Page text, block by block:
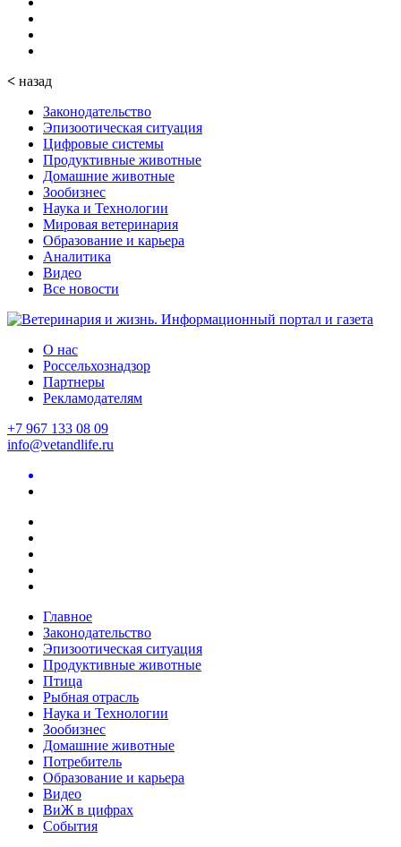
< назад
Законодательство
Эпизоотическая ситуация
Цифровые системы
Продуктивные животные
Домашние животные
Зообизнес
Наука и Технологии
Мировая ветеринария
Образование и карьера
Аналитика
Видео
Все новости
О нас
Россельхознадзор
Партнеры
Рекламодателям
+7 967 133 08 09
info@vetandlife.ru
Главное
Законодательство
Эпизоотическая ситуация
Продуктивные животные
Птица
Рыбная отрасль
Наука и Технологии
Зообизнес
Домашние животные
Потребитель
Образование и карьера
Видео
ВиЖ в цифрах
События